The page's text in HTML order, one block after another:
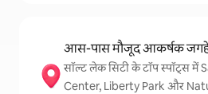
आस-पास मौजूद आकर्षक
सॉल्ट लेक सिटी के टॉप स्पॉट्स में
Center, Liberty Park और